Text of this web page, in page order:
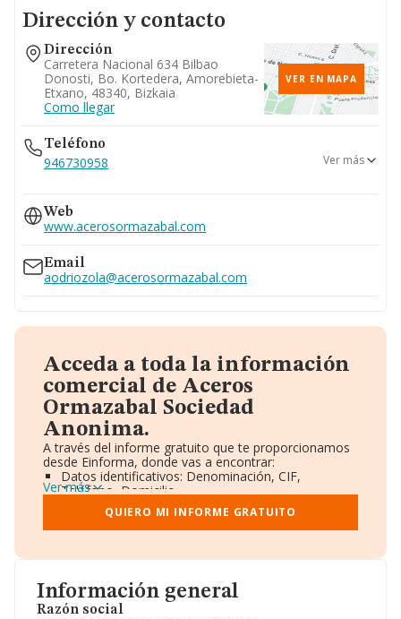
Información general
Razón social
Dirección y contacto
Dirección
Carretera Nacional 634 Bilbao
Donosti, Bo. Kortedera, Amorebieta-
Etxano, 48340, Bizkaia
Como llegar
VER EN MAPA
Teléfono
946730958
944569922
944569919
946732754
Ver más
Web
www.acerosormazabal.com
Email
aodriozola@acerosormazabal.com
Acceda a toda la información
comercial de Aceros
Ormazabal Sociedad
Anonima.
A través del informe gratuito que te proporcionamos
desde Einforma, donde vas a encontrar:
Datos identificativos: Denominación, CIF,
Teléfono, Domicilio.
Informe Mercantil Completo (BORME).
Gráficos de Evolución Ventas y Empleados.
Consejo de Administración y Administradores.
Accionistas.
Artículos de prensa publicados sobre la empresa.
Información oficial y registral complementaria.
Ver más
QUIERO MI INFORME GRATUITO